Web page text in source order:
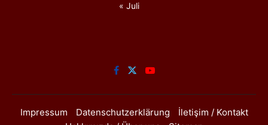
« Juli
Impressum Datenschutzerklärung
İletişim / Kontakt